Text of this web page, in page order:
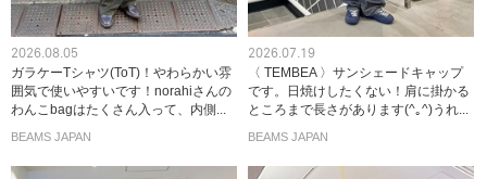
2026.08.05
ガラケーTシャツ(ToT)！やわらかい雰
囲気で使いやすいです！norahiさんの
わんこbagはたくさん入って、内側...
BEAMS JAPAN
2026.07.19
〈 TEMBEA 〉サンシェードキャップ
です。日焼けしたくない！肩に掛かる
ところまで長さがあります(^｡^)うれ...
BEAMS JAPAN